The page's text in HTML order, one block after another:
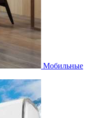
Мобильные